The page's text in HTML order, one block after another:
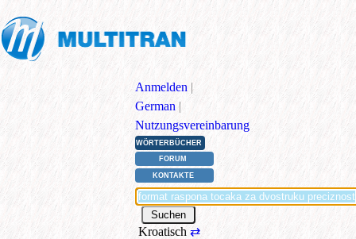
Anmelden |
German |
Nutzungsvereinbarung
WÖRTERBÜCHER
FORUM
KONTAKTE
Kroatisch ⇄